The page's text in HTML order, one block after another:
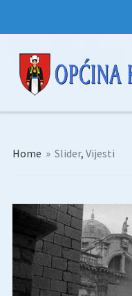
Home » Slider, Vijesti